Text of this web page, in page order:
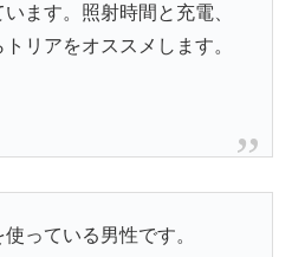
ます。照射時間と充電、
リアをオススメします。
っている男性です。